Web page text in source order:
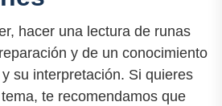
hacer una lectura de runas
y de un conocimiento
su interpretación. Si quieres
te recomendamos que